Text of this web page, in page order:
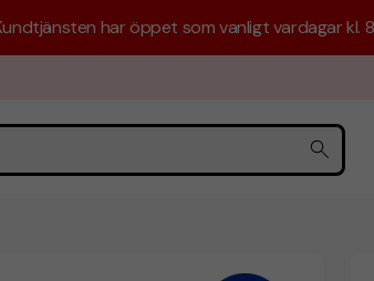
har öppet som vanligt vardagar kl.